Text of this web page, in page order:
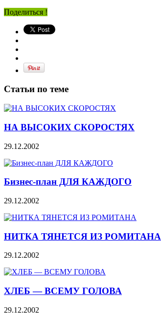
Поделиться !
Статьи по теме
НА ВЫСОКИХ СКОРОСТЯХ
29.12.2002
Бизнес-план ДЛЯ КАЖДОГО
29.12.2002
НИТКА ТЯНЕТСЯ ИЗ РОМИТАНА
29.12.2002
ХЛЕБ — ВСЕМУ ГОЛОВА
29.12.2002